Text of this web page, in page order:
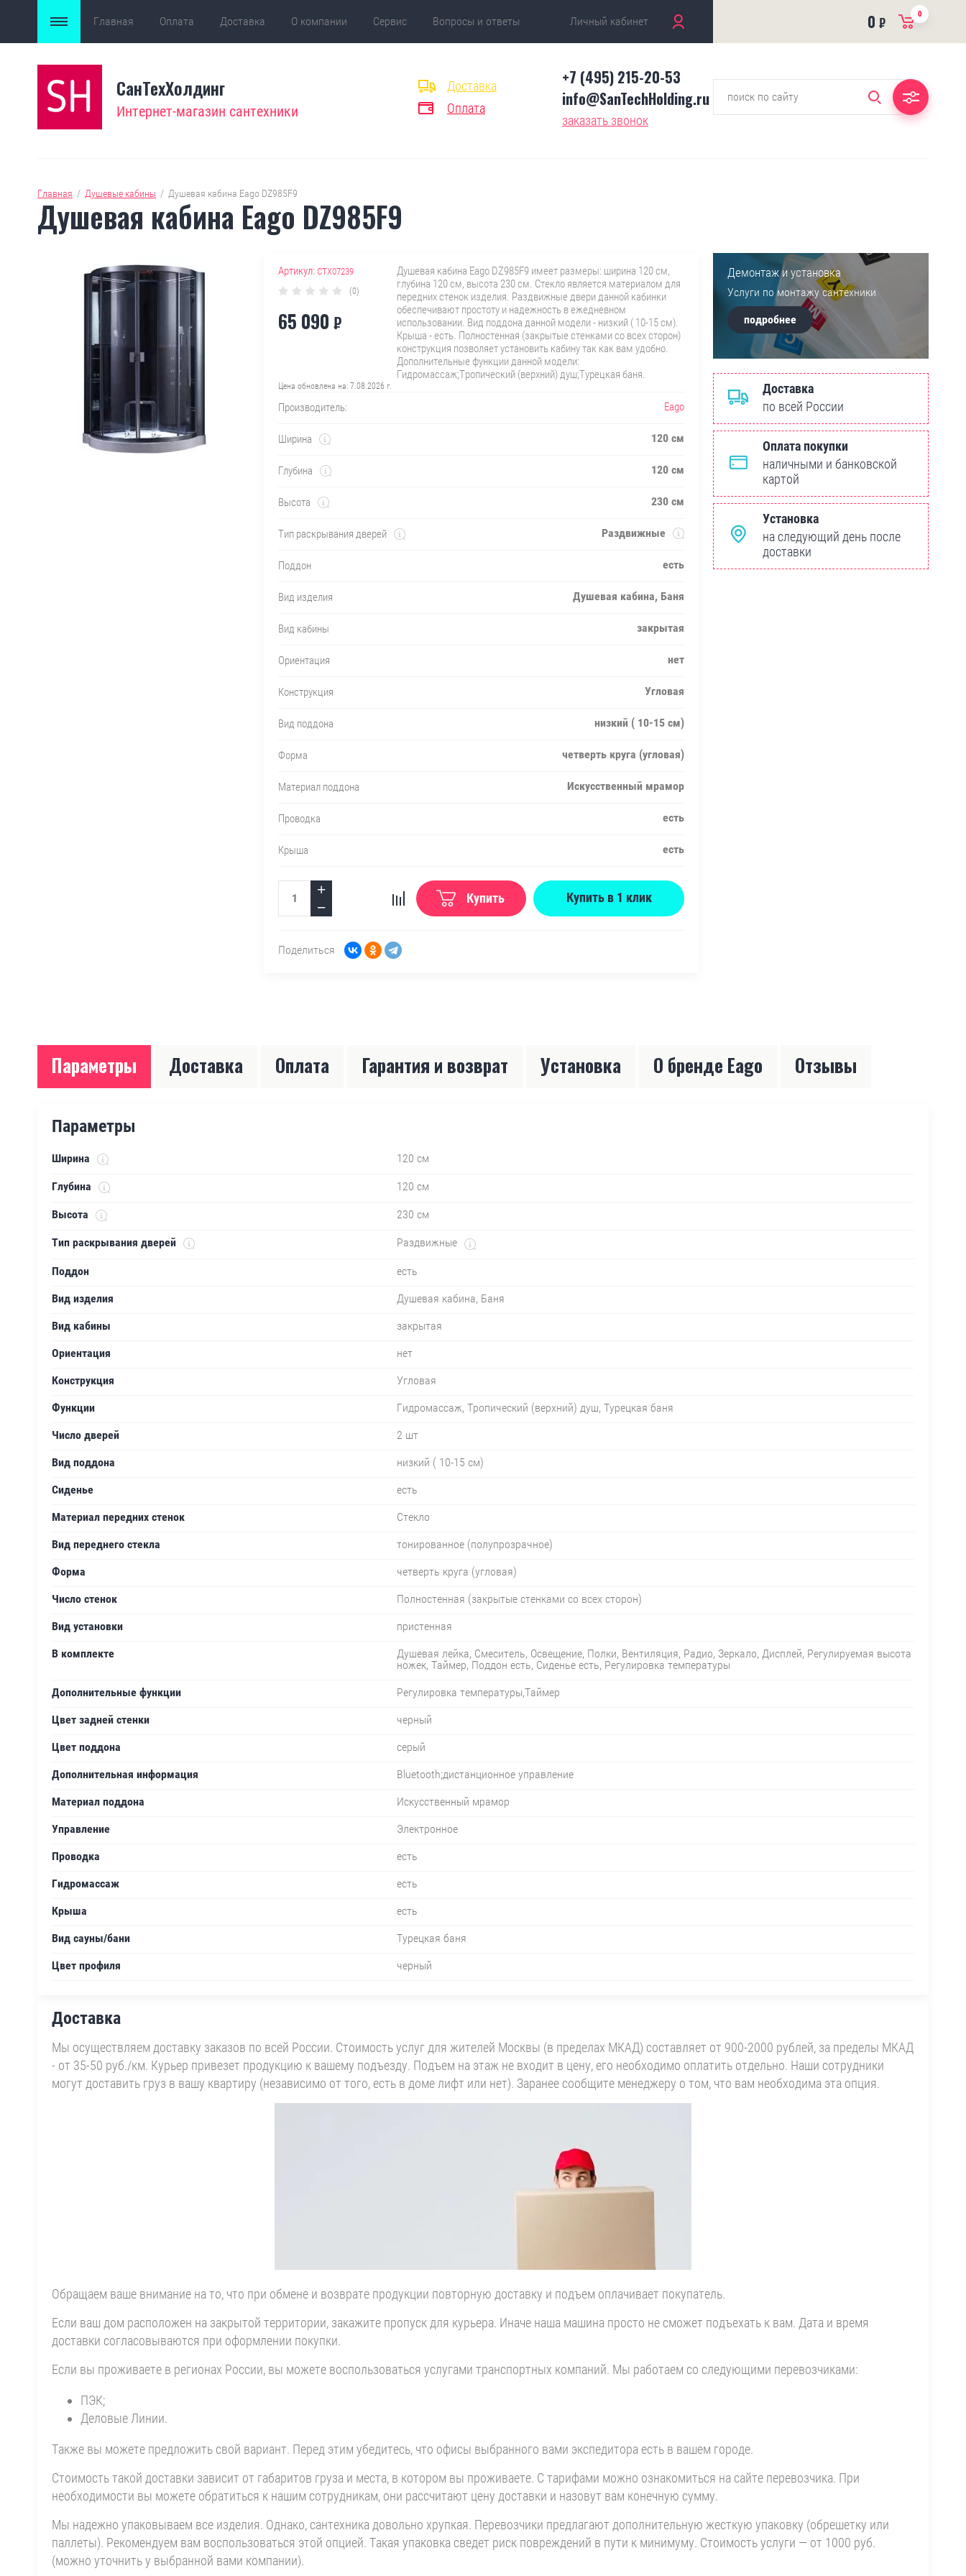
Главная Оплата Доставка О компании Сервис Вопросы и ответы
Новости
Личный кабинет 0 ₽
0
СанТехХолдинг
Интернет-магазин сантехники
Доставка
Оплата
+7 (495) 215-20-53
info@SanTechHolding.ru
заказать звонок
Главная
  /
Душевые кабины
  /
Душевая кабина Eago DZ985F9
Душевая кабина Eago DZ985F9
Артикул: СТХ07239
(0)
65 090 ₽
Душевая кабина Eago DZ985F9 имеет размеры: ширина 120 см,
глубина 120 см, высота 230 см. Стекло является материалом для
передних стенок изделия. Раздвижные двери данной кабинки
обеспечивают простоту и надежность в ежедневном
использовании. Вид поддона данной модели - низкий ( 10-15 см).
Крыша - есть. Полностенная (закрытые стенками со всех сторон)
конструкция позволяет установить кабину так как вам удобно.
Дополнительные функции данной модели:
Гидромассаж;Тропический (верхний) душ;Турецкая баня.
Цена обновлена на: 7.08.2026 г.
Производитель: Eago
Ширина 120 см
Глубина 120 см
Высота 230 см
Тип раскрывания дверей Раздвижные
Поддон есть
Вид изделия Душевая кабина, Баня
Вид кабины закрытая
Ориентация нет
Конструкция Угловая
Вид поддона низкий ( 10-15 см)
Форма четверть круга (угловая)
Материал поддона Искусственный мрамор
Проводка есть
Крыша есть
+
−
Купить Купить в 1 клик
Поделиться
Демонтаж и установка
Услуги по монтажу сантехники
подробнее
Доставка
по всей России
Оплата покупки
наличными и банковской
картой
Установка
на следующий день после
доставки
Параметры Доставка Оплата Гарантия и возврат Установка О бренде Eago Отзывы
Параметры
Ширина 120 см
Глубина 120 см
Высота 230 см
Тип раскрывания дверей Раздвижные
Поддон
есть
Вид изделия
Душевая кабина, Баня
Вид кабины
закрытая
Ориентация
нет
Конструкция
Угловая
Функции
Гидромассаж, Тропический (верхний) душ, Турецкая баня
Число дверей
2 шт
Вид поддона
низкий ( 10-15 см)
Сиденье
есть
Материал передних стенок
Стекло
Вид переднего стекла
тонированное (полупрозрачное)
Форма
четверть круга (угловая)
Число стенок
Полностенная (закрытые стенками со всех сторон)
Вид установки
пристенная
В комплекте
Душевая лейка, Смеситель, Освещение, Полки, Вентиляция, Радио, Зеркало, Дисплей, Регулируемая высота
ножек, Таймер, Поддон есть, Сиденье есть, Регулировка температуры
Дополнительные функции
Регулировка температуры,Таймер
Цвет задней стенки
черный
Цвет поддона
серый
Дополнительная информация
Bluetooth;дистанционное управление
Материал поддона
Искусственный мрамор
Управление
Электронное
Проводка
есть
Гидромассаж
есть
Крыша
есть
Вид сауны/бани
Турецкая баня
Цвет профиля
черный
Доставка
Мы осуществляем доставку заказов по всей России. Стоимость услуг для жителей Москвы (в пределах МКАД) составляет от 900-2000 рублей, за пределы МКАД
- от 35-50 руб./км. Курьер привезет продукцию к вашему подъезду. Подъем на этаж не входит в цену, его необходимо оплатить отдельно. Наши сотрудники
могут доставить груз в вашу квартиру (независимо от того, есть в доме лифт или нет). Заранее сообщите менеджеру о том, что вам необходима эта опция.
Обращаем ваше внимание на то, что при обмене и возврате продукции повторную доставку и подъем оплачивает покупатель.
Если ваш дом расположен на закрытой территории, закажите пропуск для курьера. Иначе наша машина просто не сможет подъехать к вам. Дата и время
доставки согласовываются при оформлении покупки.
Если вы проживаете в регионах России, вы можете воспользоваться услугами транспортных компаний. Мы работаем со следующими перевозчиками:
ПЭК;
Деловые Линии.
Также вы можете предложить свой вариант. Перед этим убедитесь, что офисы выбранного вами экспедитора есть в вашем городе.
Стоимость такой доставки зависит от габаритов груза и места, в котором вы проживаете. С тарифами можно ознакомиться на сайте перевозчика. При
необходимости вы можете обратиться к нашим сотрудникам, они рассчитают цену доставки и назовут вам конечную сумму.
Мы надежно упаковываем все изделия. Однако, сантехника довольно хрупкая. Перевозчики предлагают дополнительную жесткую упаковку (обрешетку или
паллеты). Рекомендуем вам воспользоваться этой опцией. Такая упаковка сведет риск повреждений в пути к минимуму. Стоимость услуги — от 1000 руб.
(можно уточнить у выбранной вами компании).